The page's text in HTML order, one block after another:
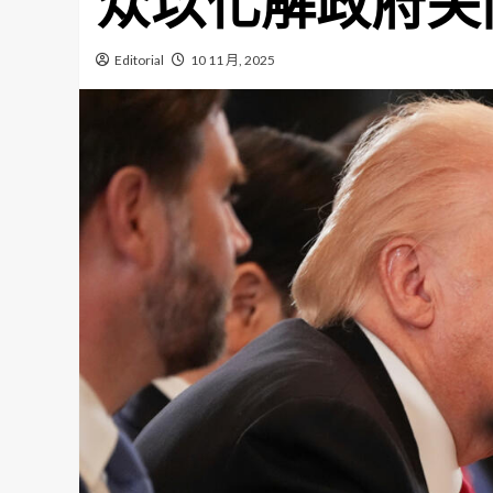
Editorial 10 11 月, 2025